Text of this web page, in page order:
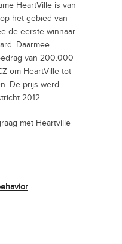
HeartVille is van
het gebied van
de eerste winnaar
Daarmee
van 200.000
om HeartVille tot
De prijs werd
2012.
met Heartville